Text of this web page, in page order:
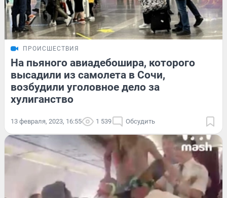
ПРОИСШЕСТВИЯ
На пьяного авиадебошира, которого
высадили из самолета в Сочи,
возбудили уголовное дело за
хулиганство
13 февраля, 2023, 16:55 1 539 Обсудить